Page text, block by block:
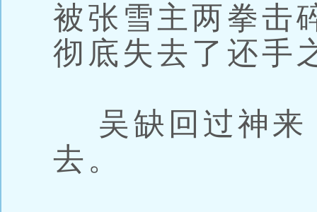
被张雪主两拳击
彻底失去了还手
吴缺回过神来
去。